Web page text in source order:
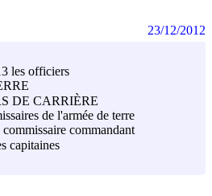
les officiers
DE CARRIÈRE
de l'armée de terre
commandant
capitaines
23/12/2012